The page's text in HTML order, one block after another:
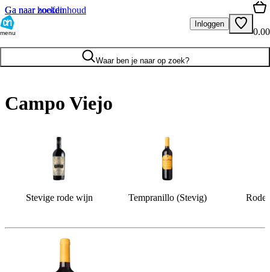
Ga naar hoofdinhoud
Ga naar zoeken
menu
Inloggen
0.00
Waar ben je naar op zoek?
Campo Viejo
Stevige rode wijn Tempranillo (Stevig) Rode